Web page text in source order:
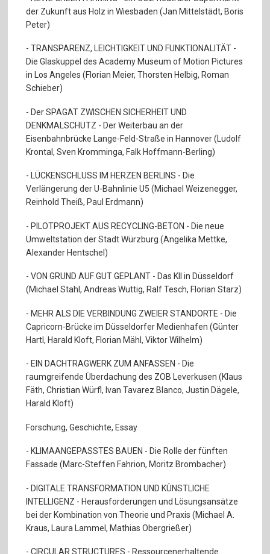
der Zukunft aus Holz in Wiesbaden (Jan Mittelstädt, Boris
Peter)
- TRANSPARENZ, LEICHTIGKEIT UND FUNKTIONALITÄT -
Die Glaskuppel des Academy Museum of Motion Pictures
in Los Angeles (Florian Meier, Thorsten Helbig, Roman
Schieber)
- Der SPAGAT ZWISCHEN SICHERHEIT UND
DENKMALSCHUTZ - Der Weiterbau an der
Eisenbahnbrücke Lange-Feld-Straße in Hannover (Ludolf
Krontal, Sven Kromminga, Falk Hoffmann-Berling)
- LÜCKENSCHLUSS IM HERZEN BERLINS - Die
Verlängerung der U-Bahnlinie U5 (Michael Weizenegger,
Reinhold Theiß, Paul Erdmann)
- PILOTPROJEKT AUS RECYCLING-BETON - Die neue
Umweltstation der Stadt Würzburg (Angelika Mettke,
Alexander Hentschel)
- VON GRUND AUF GUT GEPLANT - Das KII in Düsseldorf
(Michael Stahl, Andreas Wuttig, Ralf Tesch, Florian Starz)
- MEHR ALS DIE VERBINDUNG ZWEIER STANDORTE - Die
Capricorn-Brücke im Düsseldorfer Medienhafen (Günter
Hartl, Harald Kloft, Florian Mähl, Viktor Wilhelm)
- EIN DACHTRAGWERK ZUM ANFASSEN - Die
raumgreifende Überdachung des ZOB Leverkusen (Klaus
Fäth, Christian Würfl, Ivan Tavarez Blanco, Justin Dägele,
Harald Kloft)
Forschung, Geschichte, Essay
- KLIMAANGEPASSTES BAUEN - Die Rolle der fünften
Fassade (Marc-Steffen Fahrion, Moritz Brombacher)
- DIGITALE TRANSFORMATION UND KÜNSTLICHE
INTELLIGENZ - Herausforderungen und Lösungsansätze
bei der Kombination von Theorie und Praxis (Michael A.
Kraus, Laura Lammel, Mathias Obergrießer)
- CIRCULAR STRUCTURES - Ressourcenerhaltende